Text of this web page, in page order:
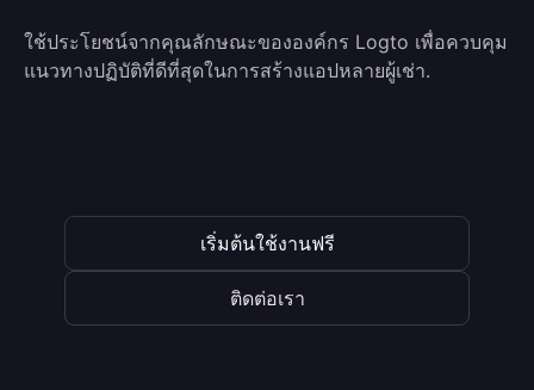
ใช้ประโยชน์จากคุณลักษณะขององค์กร Logto เพื่อควบคุม
แนวทางปฏิบัติที่ดีที่สุดในการสร้างแอปหลายผู้เช่า.
เริ่มต้นใช้งานฟรี
ติดต่อเรา